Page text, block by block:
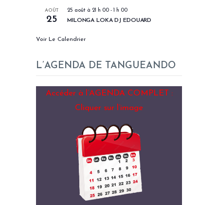
AOÛT
25
25 août à 21 h 00 - 1 h 00
MILONGA LOKA DJ EDOUARD
Voir Le Calendrier
L’AGENDA DE TANGUEANDO
Accéder à l’AGENDA COMPLET :
Cliquer sur l’image